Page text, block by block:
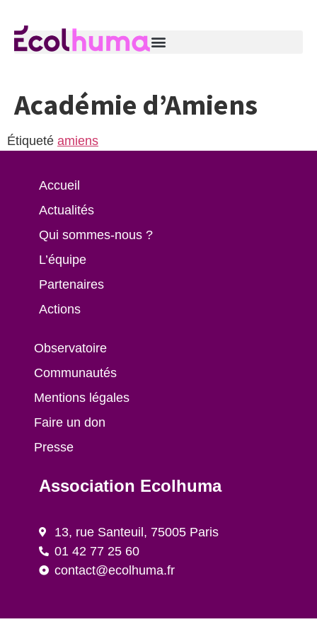
Académie d’Amiens
Étiqueté amiens
Accueil
Actualités
Qui sommes-nous ?
L’équipe
Partenaires
Actions
Observatoire
Communautés
Mentions légales
Faire un don
Presse
Association Ecolhuma
13, rue Santeuil, 75005 Paris
01 42 77 25 60
contact@ecolhuma.fr